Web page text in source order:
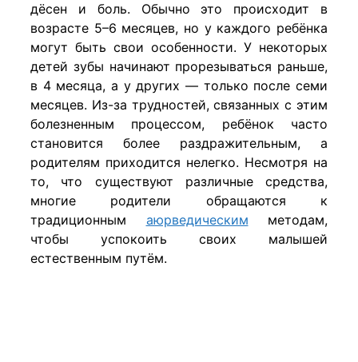
дёсен и боль. Обычно это происходит в
возрасте 5–6 месяцев, но у каждого ребёнка
могут быть свои особенности. У некоторых
детей зубы начинают прорезываться раньше,
в 4 месяца, а у других — только после семи
месяцев. Из-за трудностей, связанных с этим
болезненным процессом, ребёнок часто
становится более раздражительным, а
родителям приходится нелегко. Несмотря на
то, что существуют различные средства,
многие родители обращаются к
традиционным аюрведическим методам,
чтобы успокоить своих малышей
естественным путём.